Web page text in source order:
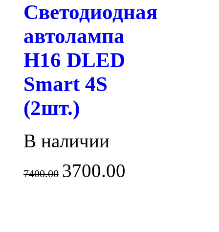
Светодиодная
автолампа
H16 DLED
Smart 4S
(2шт.)
В наличии
7400.00 3700.00